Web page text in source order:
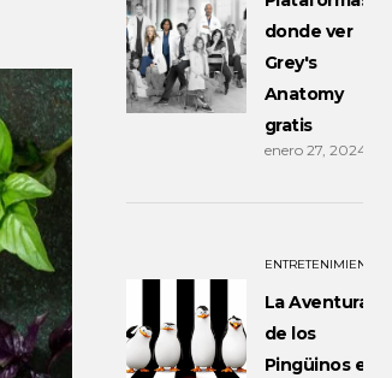
donde ver
Grey's
Anatomy
gratis
enero 27, 2024
ENTRETENIMIENTO
La Aventura
de los
Pingüinos en